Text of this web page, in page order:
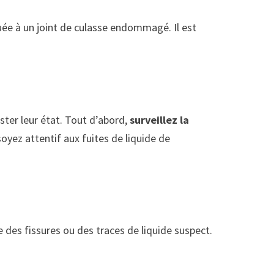
à un joint de culasse endommagé. Il est
leur état. Tout d’abord,surveillez la
attentif aux fuites de liquide de
fissures ou des traces de liquide suspect.